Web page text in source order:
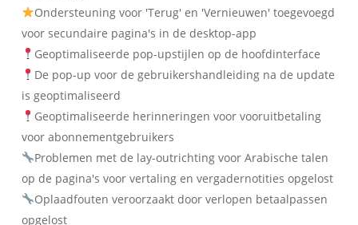
Ondersteuning voor 'Terug' en 'Vernieuwen' toegevoegd
voor secundaire pagina's in de desktop-app
Geoptimaliseerde pop-upstijlen op de hoofdinterface
De pop-up voor de gebruikershandleiding na de update
is geoptimaliseerd
Geoptimaliseerde herinneringen voor vooruitbetaling
voor abonnementgebruikers
Problemen met de lay-outrichting voor Arabische talen
op de pagina's voor vertaling en vergadernotities opgelost
Oplaadfouten veroorzaakt door verlopen betaalpassen
opgelost